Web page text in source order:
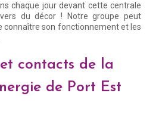
chaque jour devant cette centrale
du décor ! Notre groupe peut
connaître son fonctionnement et les
contacts de la
de Port Est